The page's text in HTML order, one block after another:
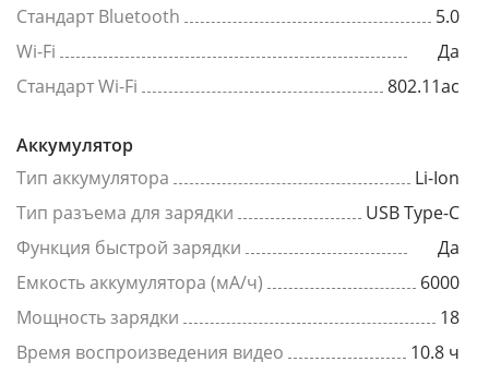
Стандарт Bluetooth
5.0
Wi-Fi
Да
Стандарт Wi-Fi
802.11ac
Аккумулятор
Тип аккумулятора
Li-Ion
Тип разъема для зарядки
USB Type-C
Функция быстрой зарядки
Да
Емкость аккумулятора (мА/ч)
6000
Мощность зарядки
18
Время воспроизведения видео
10.8 ч